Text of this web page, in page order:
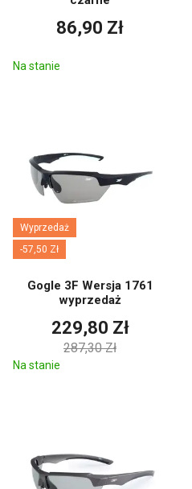
86,90 Zł
Na stanie
Wyprzedaż
-57,50 Zł
Gogle 3F Wersja 1761
wyprzedaż
229,80 Zł
287,30 Zł
Na stanie